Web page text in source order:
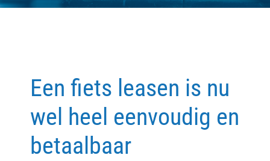
Modellen
Contact
Een fiets leasen is nu
wel heel eenvoudig en
betaalbaar